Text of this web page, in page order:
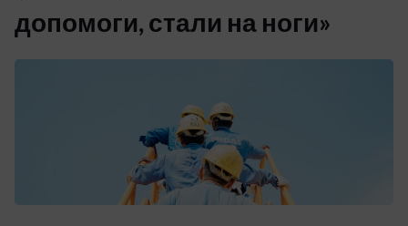
допомоги, стали на ноги»